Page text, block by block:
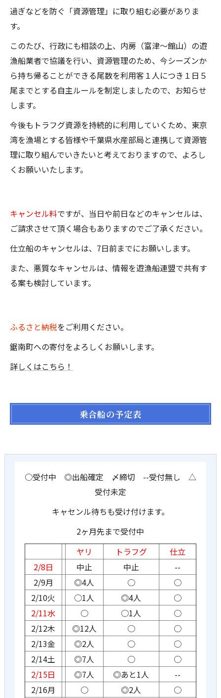
過ぎなどを防ぐ「資源管理」に取り組む必要がありま
す。
このたび、行政にも相談の上、内房（富津～館山）の遊
漁船業者で協議を行い、資源管理のため、今シーズンか
ら持ち帰ることができる尾数を利用客１人につき１日５
尾までとする自主ルールを制定しましたので、お知らせ
します。
今後もトラフグ資源を持続的に利用していくため、東京
湾を漁場とする皆様や千葉県水産部局と連携して資源管
理に取り組んでいきたいと考えておりますので、よろし
くお願いいたします。
キャンセル料ですが、当日や前日などのキャンセルは、
ご請求させて頂く場合もありますのでご了承ください。
仕立船のキャンセルは、7日前までにお願いします。
また、悪質なキャンセルは、情報を遊漁船連盟で共有す
る案も検討しています。
ふるさと納税をご利用ください。
鋸南町への寄付をよろしくお願いします。
詳しくはこちら！
乗合船の予定表
○受付中 ◎出船確定 〆締切 --受付無し △
受付未定
キャセンル待ちも受け付けます。
2ヶ月先まで受付中
ヤリ
トラフグ
仕立
2/8日
中止 中止
--
2/9月
◎4人 ○
○
2/10火
○1人 ◎4人
○
2/11水
○ ○1人
○
2/12木
◎12人 ○
○
2/13金
◎2人 ○
○
2/14土
◎7人 ○
○
2/15日
◎7人 ◎あと1人
--
2/16月
○ ◎2人
○